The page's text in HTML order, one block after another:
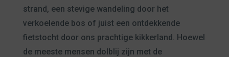
strand, een stevige wandeling door het
verkoelende bos of juist een ontdekkende
fietstocht door ons prachtige kikkerland. Hoewel
de meeste mensen dolblij zijn met de